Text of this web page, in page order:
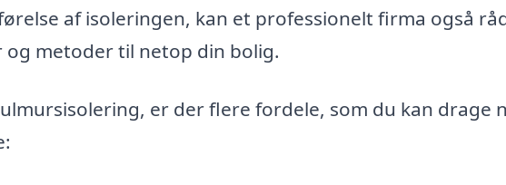
af isoleringen, kan et professionelt firma også
metoder til netop din bolig.
er der flere fordele, som du kan drage